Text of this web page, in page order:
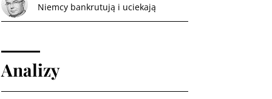
Niemcy bankrutują i uciekają
Analizy